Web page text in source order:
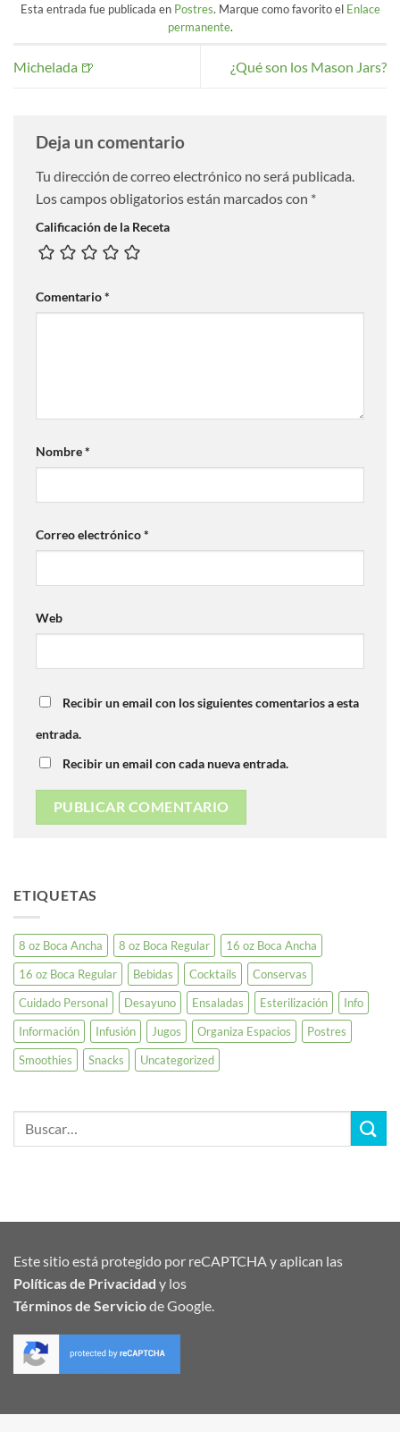
Esta entrada fue publicada en Postres. Marque como favorito el Enlace
permanente.
Michelada 🍺 ¿Qué son los Mason Jars?
Deja un comentario
Tu dirección de correo electrónico no será publicada.
Los campos obligatorios están marcados con *
Calificación de la Receta
Comentario*
Nombre*
Correo electrónico*
Web
Recibir un email con los siguientes comentarios a esta
entrada.
Recibir un email con cada nueva entrada.
ETIQUETAS
8 oz Boca Ancha 8 oz Boca Regular
16 oz Boca Ancha
16 oz Boca Regular
Bebidas Cocktails
Conservas
Cuidado Personal
Desayuno Ensaladas Esterilización
Info
Información
Infusión Jugos Organiza Espacios
Postres
Smoothies
Snacks Uncategorized
Este sitio está protegido por reCAPTCHA y aplican las
Políticas de Privacidad y los
Términos de Serviciode Google.